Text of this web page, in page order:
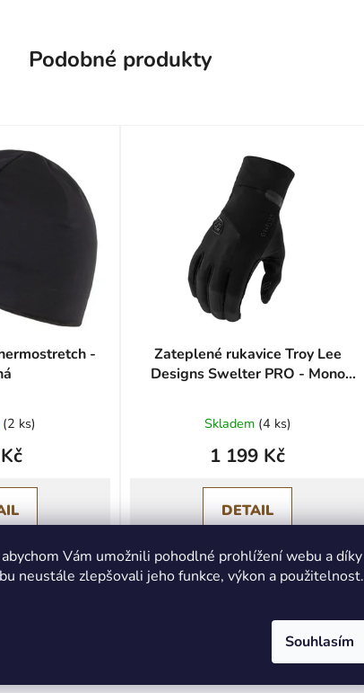
Vám umožnili pohodlné prohlížení webu a díky
neustále zlepšovali jeho funkce, výkon a použitelnost.
Souhlasím
Podobné produkty
-
(2 ks)
v černé barvě
Zateplené rukavice Troy Lee
Designs Swelter PRO - Mono
Skladem (4 ks)
1 199 Kč
DETAIL
Špičková ochrana před chladem s
maximálním komfortem a...